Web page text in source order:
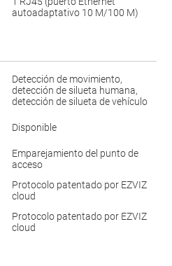
autoadaptativo 10 M/100 M)
Detección de movimiento,
detección de silueta humana,
detección de silueta de vehículo
Disponible
Emparejamiento del punto de
acceso
Protocolo patentado por EZVIZ
cloud
Protocolo patentado por EZVIZ
cloud